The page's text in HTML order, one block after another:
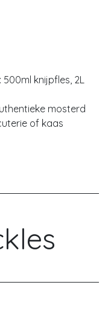
500ml knijpfles, 2L
mosterd
of kaas